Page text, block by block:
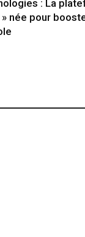
: La
» née pour